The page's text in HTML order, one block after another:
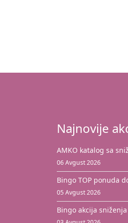
Najnovije
AMKO katalog sa
06 Avgust 2026
Bingo TOP ponuda
05 Avgust 2026
Bingo akcija